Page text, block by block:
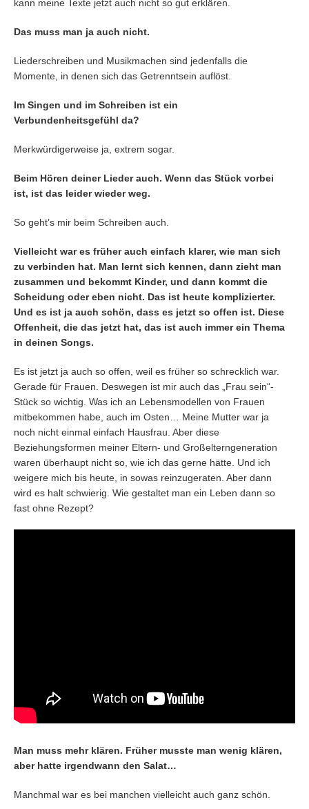
kann meine Texte jetzt auch nicht so gut erklären.
Das muss man ja auch nicht.
Liederschreiben und Musikmachen sind jedenfalls die
Momente, in denen sich das Getrenntsein auflöst.
Im Singen und im Schreiben ist ein
Verbundenheitsgefühl da?
Merkwürdigerweise ja, extrem sogar.
Beim Hören deiner Lieder auch. Wenn das Stück vorbei
ist, ist das leider wieder weg.
So geht’s mir beim Schreiben auch.
Vielleicht war es früher auch einfach klarer, wie man sich
zu verbinden hat. Man lernt sich kennen, dann zieht man
zusammen und bekommt Kinder, und dann kommt die
Scheidung oder eben nicht. Das ist heute komplizierter.
Und es ist ja auch schön, dass es jetzt so offen ist. Diese
Offenheit, die das jetzt hat, das ist auch immer ein Thema
in deinen Songs.
Es ist jetzt ja auch so offen, weil es früher so schrecklich war.
Gerade für Frauen. Deswegen ist mir auch das „Frau sein“-
Stück so wichtig. Was ich an Lebensmodellen von Frauen
mitbekommen habe, auch im Osten… Meine Mutter war ja
noch nicht einmal einfach Hausfrau. Aber diese
Beziehungsformen meiner Eltern- und Großelterngeneration
waren überhaupt nicht so, wie ich das gerne hätte. Und ich
weigere mich bis heute, in sowas reinzugeraten. Aber dann
wird es halt schwierig. Wie gestaltet man ein Leben dann so
fast ohne Rezept?
Man muss mehr klären. Früher musste man wenig klären,
aber hatte irgendwann den Salat…
Manchmal war es bei manchen vielleicht auch ganz schön.